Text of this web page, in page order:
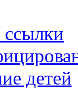
детей